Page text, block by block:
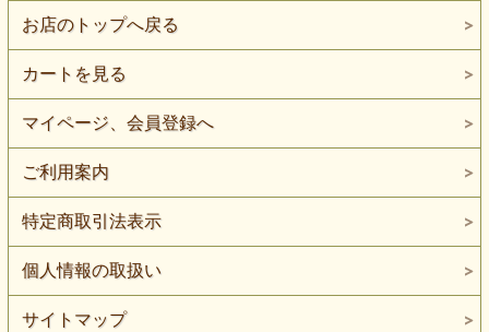
お店のトップへ戻る
カートを見る
マイページ、会員登録へ
ご利用案内
特定商取引法表示
個人情報の取扱い
サイトマップ